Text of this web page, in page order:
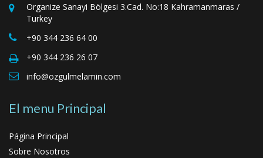
Organize Sanayi Bölgesi 3.Cad. No:18 Kahramanmaras /
Turkey
+90 344 236 64 00
+90 344 236 26 07
info@ozgulmelamin.com
El menu Principal
Página Principal
Sobre Nosotros